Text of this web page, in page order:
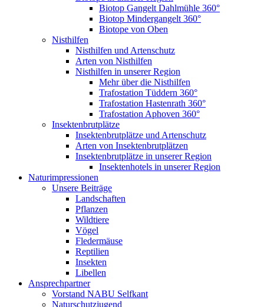
Biotop Gangelt Dahlmühle 360°
Biotop Mindergangelt 360°
Biotope von Oben
Nisthilfen
Nisthilfen und Artenschutz
Arten von Nisthilfen
Nisthilfen in unserer Region
Mehr über die Nisthilfen
Trafostation Tüddern 360°
Trafostation Hastenrath 360°
Trafostation Aphoven 360°
Insektenbrutplätze
Insektenbrutplätze und Artenschutz
Arten von Insektenbrutplätzen
Insektenbrutplätze in unserer Region
Insektenhotels in unserer Region
Naturimpressionen
Unsere Beiträge
Landschaften
Pflanzen
Wildtiere
Vögel
Fledermäuse
Reptilien
Insekten
Libellen
Ansprechpartner
Vorstand NABU Selfkant
Naturschutzjugend